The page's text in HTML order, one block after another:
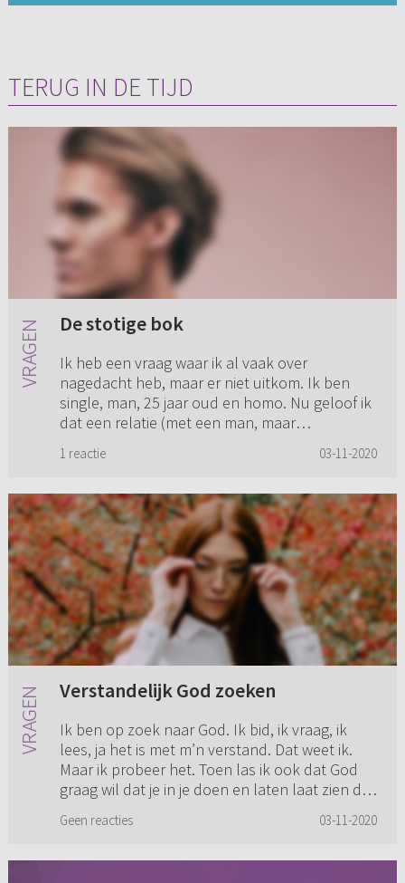
TERUG IN DE TIJD
De stotige bok
Ik heb een vraag waar ik al vaak over
nagedacht heb, maar er niet uitkom. Ik ben
single, man, 25 jaar oud en homo. Nu geloof ik
dat een relatie (met een man, maar
1 reactie 03-11-2020
Verstandelijk God zoeken
Ik ben op zoek naar God. Ik bid, ik vraag, ik
lees, ja het is met m’n verstand. Dat weet ik.
Maar ik probeer het. Toen las ik ook dat God
graag wil dat je in je doen en laten laat zien dat
Geen reacties 03-11-2020